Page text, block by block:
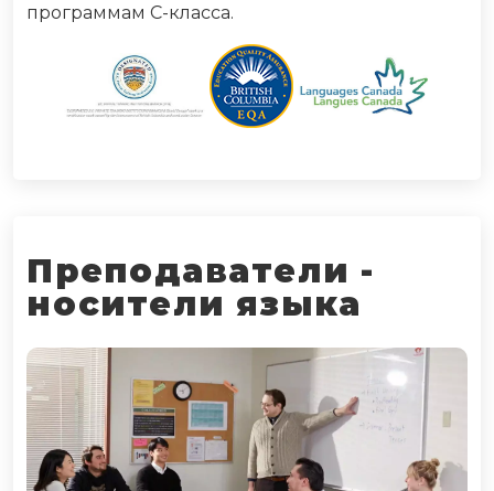
программам С-класса.
Преподаватели -
носители языка